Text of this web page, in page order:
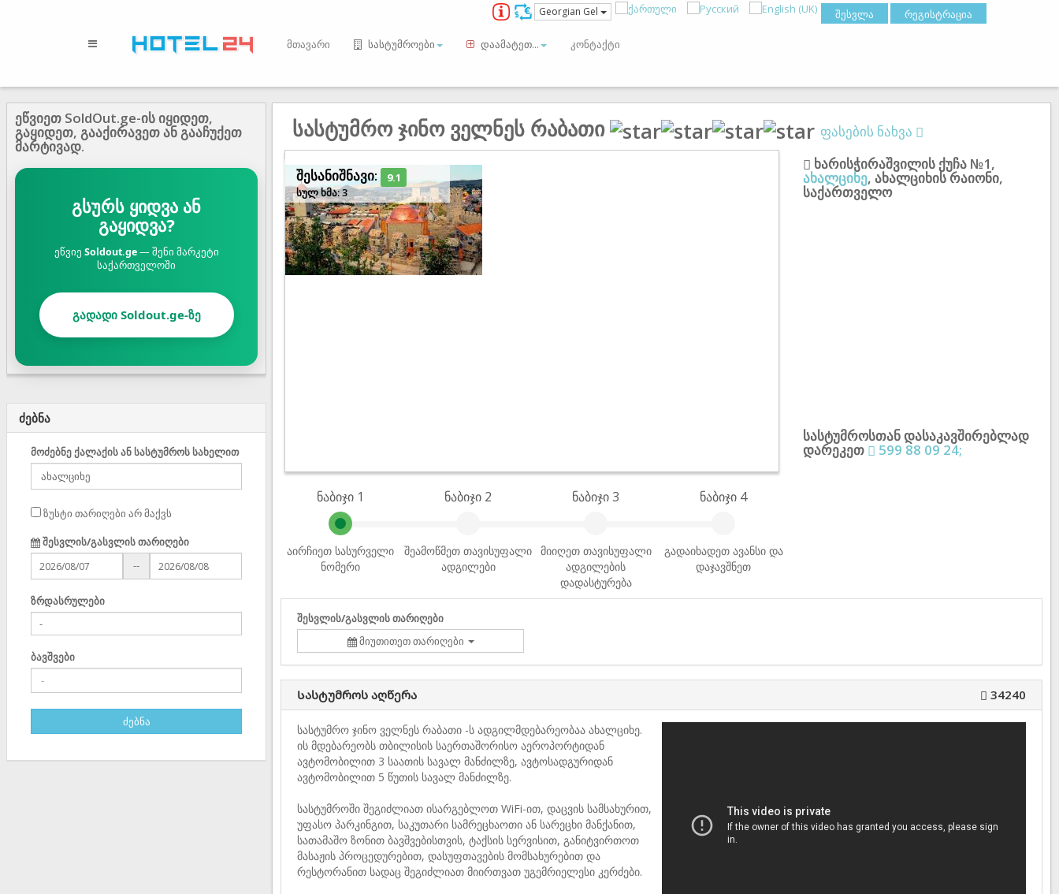
შესვლა რეგისტრაცია
Georgian Gel
მთავარი სასტუმროები დაამატეთ... კონტაქტი
ეწვიეთ SoldOut.ge-ის იყიდეთ,
გაყიდეთ, გააქირავეთ ან გააჩუქეთ
მარტივად.
გსურს ყიდვა ან
გაყიდვა?
ეწვიე Soldout.ge— შენი მარკეტი
საქართველოში
გადადი Soldout.ge-ზე
ძებნა
მოძებნე ქალაქის ან სასტუმროს სახელით
ზუსტი თარიღები არ მაქვს
შესვლის/გასვლის თარიღები
--
ზრდასრულები
ბავშვები
სასტუმრო ჯინო ველნეს რაბათი ფასების ნახვა
შესანიშნავი: 9.1
სულ ხმა: 3
ხარისჭირაშვილის ქუჩა №1,
ახალციხე, ახალციხის რაიონი,
საქართველო
სასტუმროსთან დასაკავშირებლად
დარეკეთ 599 88 09 24;
ნაბიჯი 1
აირჩიეთ სასურველი
ნომერი
ნაბიჯი 2
შეამოწმეთ თავისუფალი
ადგილები
ნაბიჯი 3
მიიღეთ თავისუფალი
ადგილების
დადასტურება
ნაბიჯი 4
გადაიხადეთ ავანსი და
დაჯავშნეთ
შესვლის/გასვლის თარიღები
მიუთითეთ თარიღები
Სასტუმროს აღწერა 34240
სასტუმრო ჯინო ველნეს რაბათი -ს ადგილმდებარეობაა ახალციხე.
ის მდებარეობს თბილისის საერთაშორისო აეროპორტიდან
ავტომობილით 3 საათის სავალ მანძილზე, ავტოსადგურიდან
ავტომობილით 5 წუთის სავალ მანძილზე.
სასტუმროში შეგიძლიათ ისარგებლოთ WiFi-ით, დაცვის სამსახურით,
უფასო პარკინგით, საკუთარი სამრეცხაოთი ან სარეცხი მანქანით,
სათამაშო ზონით ბავშვებისთვის, ტაქსის სერვისით, განიტვირთოთ
მასაჟის პროცედურებით, დასუფთავების მომსახურებით და
რესტორანით სადაც შეგიძლიათ მიირთვათ უგემრიელესი კერძები.